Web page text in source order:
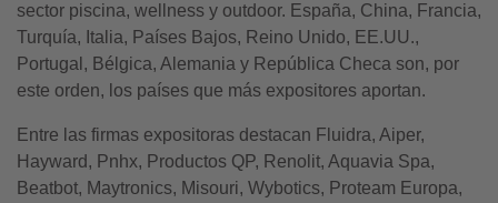
sector piscina, wellness y outdoor. España, China, Francia,
Turquía, Italia, Países Bajos, Reino Unido, EE.UU.,
Portugal, Bélgica, Alemania y República Checa son, por
este orden, los países que más expositores aportan.
Entre las firmas expositoras destacan Fluidra, Aiper,
Hayward, Pnhx, Productos QP, Renolit, Aquavia Spa,
Beatbot, Maytronics, Misouri, Wybotics, Proteam Europa,